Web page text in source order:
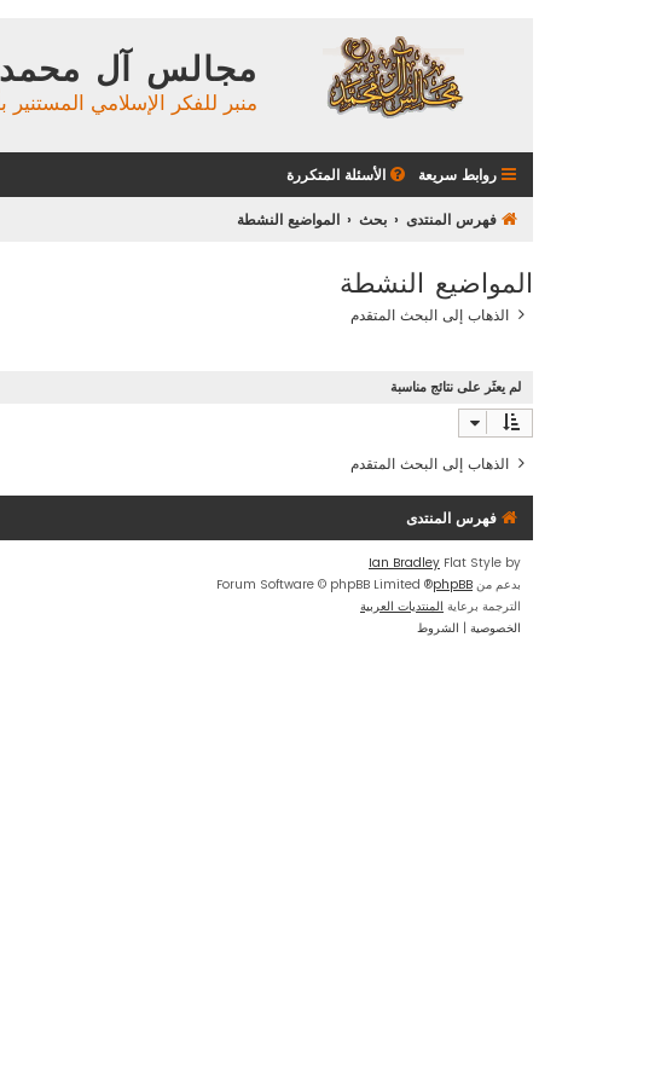
مجالس آل
منبر للفكر الإسلامي
روابط سريعة الأسئلة المتكررة
فهرس المنتدى بحث المواضيع النشطة
المواضيع النشطة
الذهاب إلى البحث المتقدم
لم يعثَر على نتائج مناسبة
الذهاب إلى البحث المتقدم
فهرس المنتدى
Flat Style by
Ian Bradley
بدعم من phpBB
® Forum Software © phpBB Limited
الترجمة برعاية المنتديات العربية
الخصوصية | الشروط